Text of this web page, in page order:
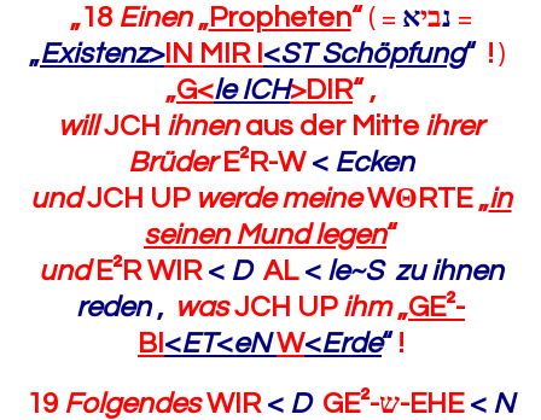
„18 Einen „Propheten“ ( = נביא
=
„Existenz>IN MIR I <ST Schöpfung“ ! )
„G<le ICH>DIR“ ,
will JCH ihnen aus der Mitte ihrer
Brüder E²R-W < Ecken
undJCH UP werde meineWΘ RTE „in
seinen Mund legen“
undE²R WIR < D AL < le~S zuihnen
reden , wasJCH UP ihm„GE²-
BI <ET<eN W<Erde“ !
19 FolgendesWIR < D GE²-ש-EHE < N